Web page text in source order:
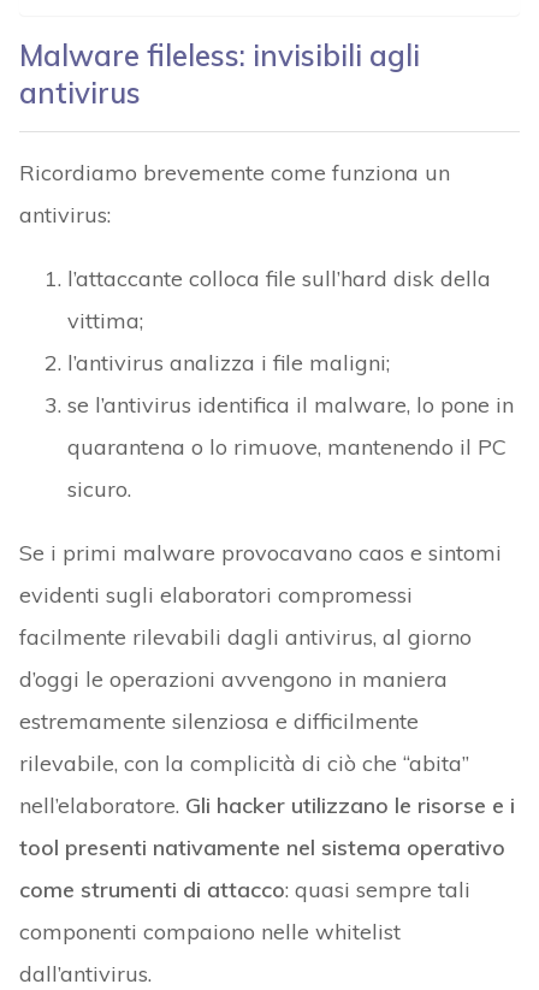
Malware fileless: invisibili agli
antivirus
Ricordiamo brevemente come funziona un
antivirus:
l’attaccante colloca file sull’hard disk della
vittima;
l’antivirus analizza i file maligni;
se l’antivirus identifica il malware, lo pone in
quarantena o lo rimuove, mantenendo il PC
sicuro.
Se i primi malware provocavano caos e sintomi
evidenti sugli elaboratori compromessi
facilmente rilevabili dagli antivirus, al giorno
d’oggi le operazioni avvengono in maniera
estremamente silenziosa e difficilmente
rilevabile, con la complicità di ciò che “abita”
nell’elaboratore. Gli hacker utilizzano le risorse e i
tool presenti nativamente nel sistema operativo
come strumenti di attacco: quasi sempre tali
componenti compaiono nelle whitelist
dall’antivirus.